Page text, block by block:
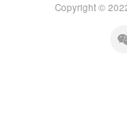
Copyright ©